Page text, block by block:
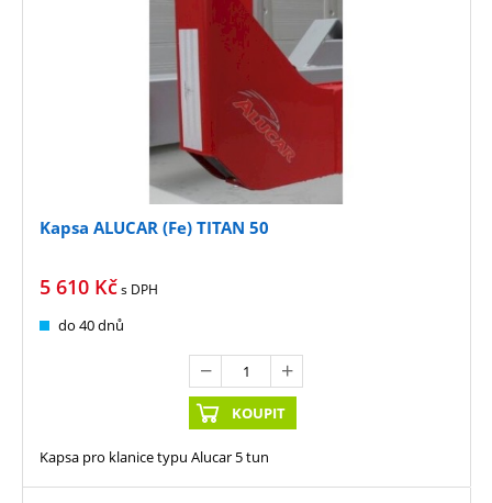
Kapsa ALUCAR (Fe) TITAN 50
5 610 Kčs DPH
do 40 dnů
KOUPIT
Kapsa pro klanice typu Alucar 5 tun